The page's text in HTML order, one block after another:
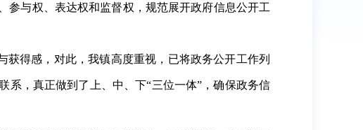
参与权、表达权和监督权，规范展开政府信息公开工
得感，对此，我镇高度重视，已将政务公开工作列
系，真正做到了上、中、下“三位一体” ，确保政务信